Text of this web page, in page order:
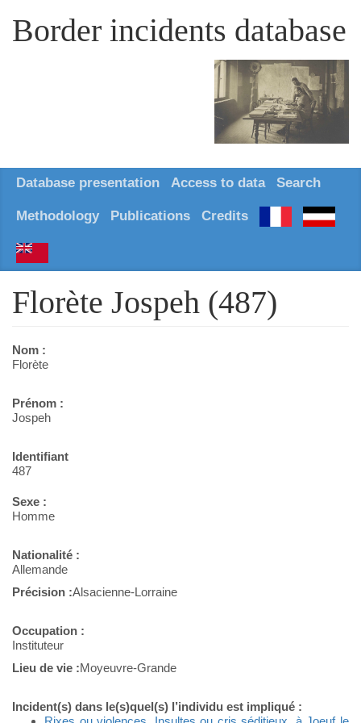
Border incidents database
Database presentation Access to data Search
Methodology Publications Credits
Florète Jospeh (487)
Nom :
Florète
Prénom :
Jospeh
Identifiant
487
Sexe :
Homme
Nationalité :
Allemande
Précision :Alsacienne-Lorraine
Occupation :
Instituteur
Lieu de vie :Moyeuvre-Grande
Incident(s) dans le(s)quel(s) l’individu est impliqué :